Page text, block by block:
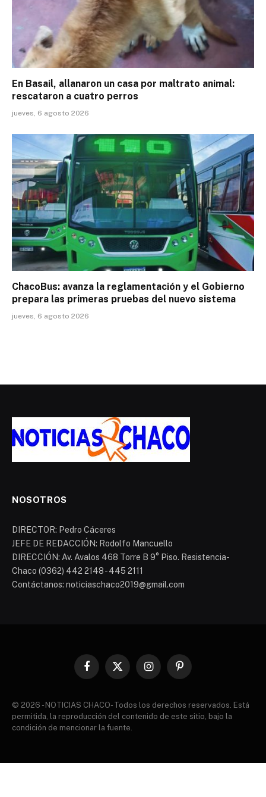
En Basail, allanaron un casa por maltrato animal:
rescataron a cuatro perros
jueves, 6 agosto 2026
ChacoBus: avanza la reglamentación y el Gobierno
prepara las primeras pruebas del nuevo sistema
jueves, 6 agosto 2026
NOSOTROS
DIRECTOR: Pedro Cáceres
JEFE DE REDACCIÓN: Rodolfo Mancuello
DIRECCIÓN: Av. Avalos 468 Torre B 9° Piso. Resistencia-
Chaco (0362) 442 2148 - 445 2111
Contáctanos: noticiaschaco2019@gmail.com
Facebook
X
InstagramPinterest
© 2026 - NOTICIAS CHACO- Todos los derechos reservados. Está
permitida, la reproducción del contenido de este sitio, bajo la
condición de mencionar la fuente.